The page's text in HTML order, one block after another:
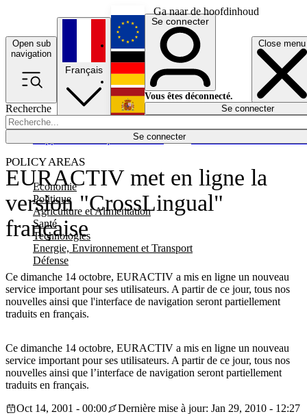
Ga naar de hoofdinhoud
Open sub
navigation
Close menu
Recherche
Se connecter
POLICY AREAS
Economie
Politique
Agriculture et Alimentation
Santé
Technologies
Energie, Environnement et Transport
Défense
Économie
Français
English
Deutsch
Español
Se connecter
Vous êtes déconnecté.
Se connecter
EURACTIV met en ligne la
version "CrossLingual"
française
Ce dimanche 14 octobre, EURACTIV a mis en ligne un nouveau
service important pour ses utilisateurs. A partir de ce jour, tous nos
nouvelles ainsi que l'interface de navigation seront partiellement
traduits en français.
Ce dimanche 14 octobre, EURACTIV a mis en ligne un nouveau
service important pour ses utilisateurs. A partir de ce jour, tous nos
nouvelles ainsi que l’interface de navigation seront partiellement
traduits en français.
Oct 14, 2001 - 00:00
Dernière mise à jour: Jan 29, 2010 - 12:27